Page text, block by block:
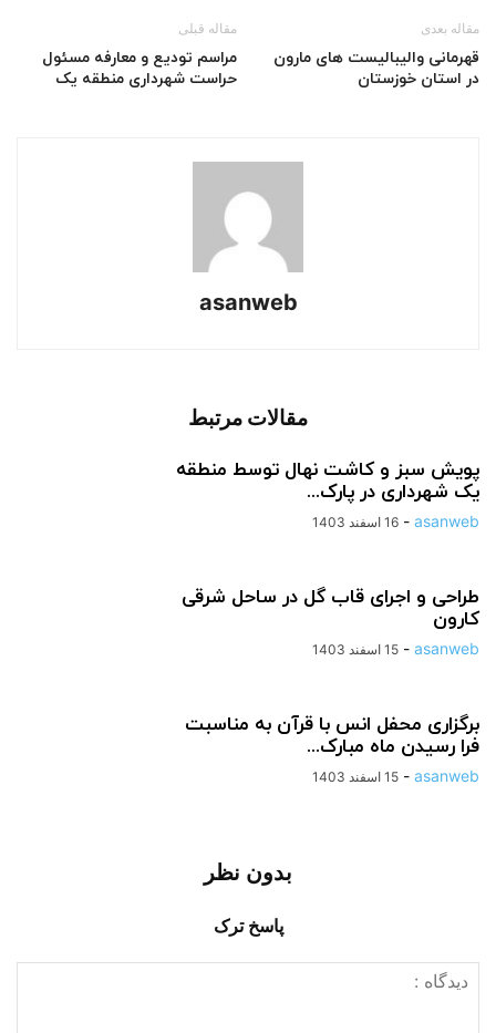
مقاله قبلی
مراسم تودیع و معارفه مسئول
حراست شهرداری منطقه یک
مقاله بعدی
قهرمانی والیبالیست های مارون
در استان خوزستان
asanweb
مقالات مرتبط
پویش سبز و کاشت نهال توسط منطقه
یک شهرداری در پارک...
asanweb
- 16 اسفند 1403
طراحی و اجرای قاب گل در ساحل شرقی
کارون
asanweb
- 15 اسفند 1403
برگزاری محفل انس با قرآن به مناسبت
فرا رسیدن ماه مبارک...
asanweb
- 15 اسفند 1403
بدون نظر
پاسخ ترک